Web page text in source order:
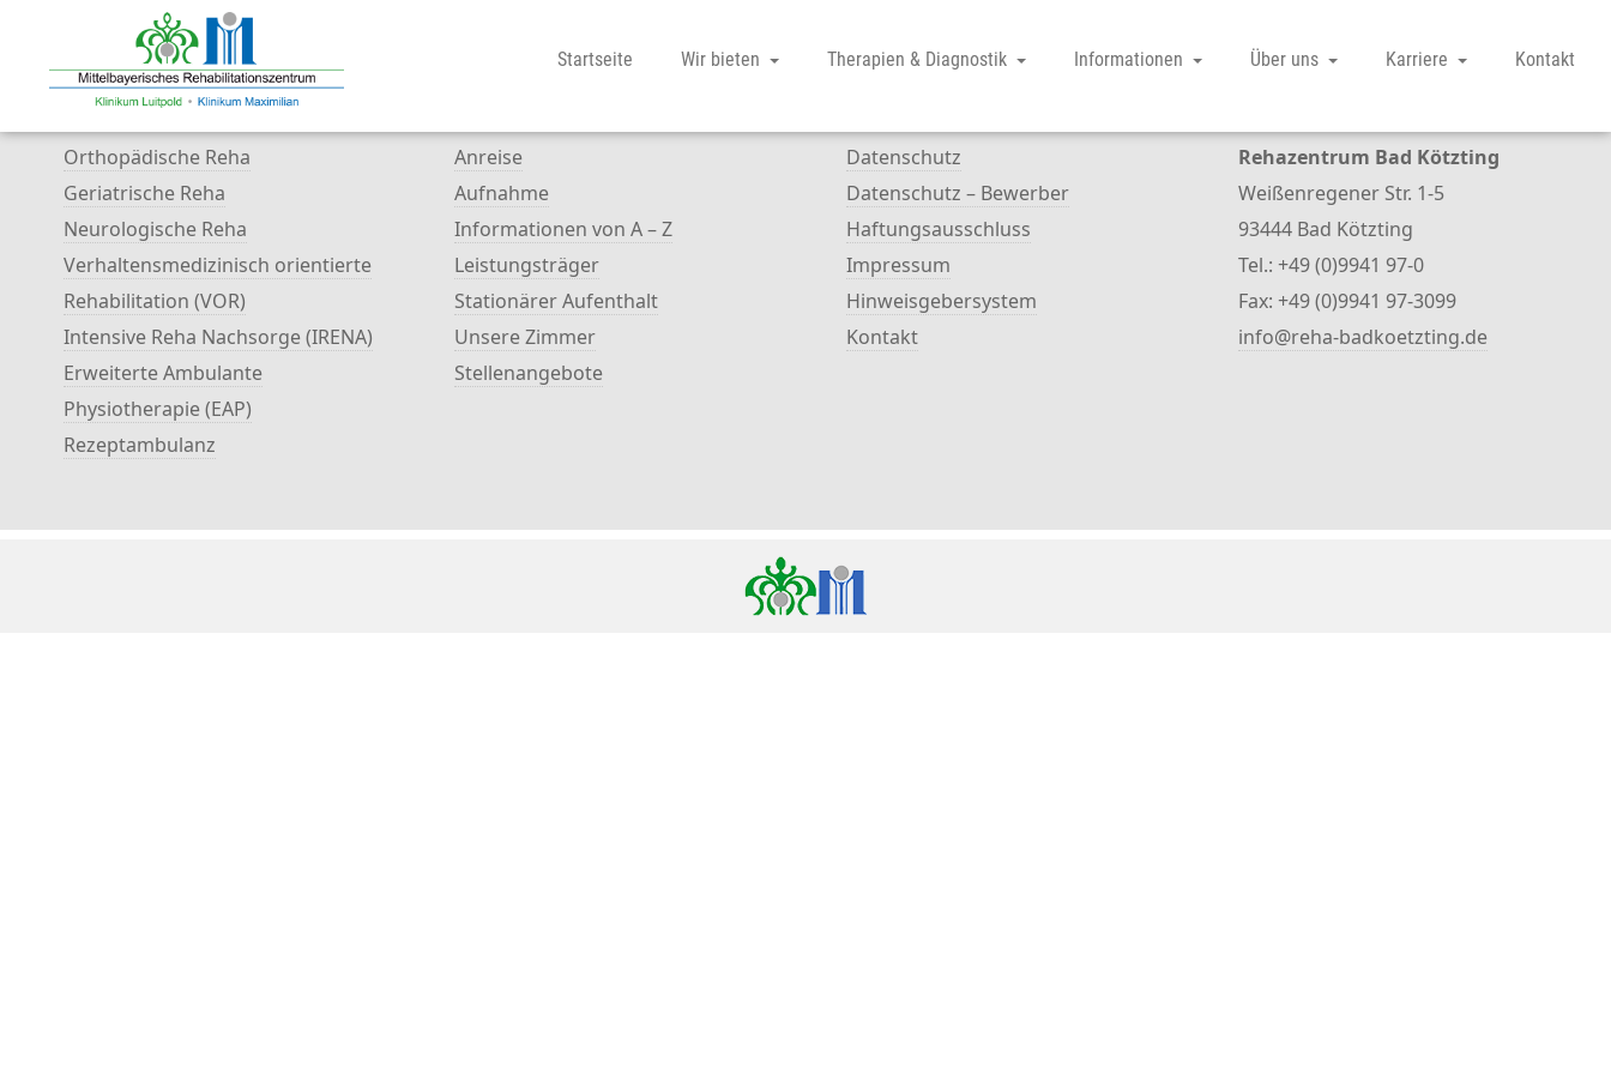
Startseite Wir bieten Therapien & Diagnostik Informationen Über uns Karriere Kontakt
Behandlungsspektrum
Orthopädische Reha
Geriatrische Reha
Neurologische Reha
Verhaltensmedizinisch orientierte
Rehabilitation (VOR)
Intensive Reha Nachsorge (IRENA)
Erweiterte Ambulante
Physiotherapie (EAP)
Rezeptambulanz
Anreise
Aufnahme
Informationen von A – Z
Leistungsträger
Stationärer Aufenthalt
Unsere Zimmer
Stellenangebote
Rechtliches
Datenschutz
Datenschutz – Bewerber
Haftungsausschluss
Impressum
Hinweisgebersystem
Kontakt
Kontakt
Rehazentrum Bad Kötzting
Weißenregener Str. 1-5
93444 Bad Kötzting
Tel.: +49 (0)9941 97-0
Fax: +49 (0)9941 97-3099
info@reha-badkoetzting.de